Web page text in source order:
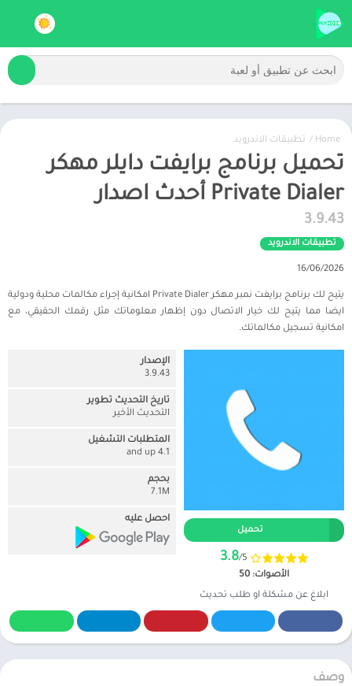
Home
/ تطبيقات الاندرويد
تحميل برنامج برايفت دايلر مهكر
Private Dialer أحدث اصدار
3.9.43
تطبيقات الاندرويد
16/06/2026
يتيح لك برنامج برايفت نمبر مهكر Private Dialer امكانية إجراء مكالمات محلية ودولية
ايضا مما يتيح لك خيار الاتصال دون إظهار معلوماتك مثل رقمك الحقيقي، مع
امكانية تسجيل مكالماتك.
تحميل
3.8/5
الأصوات: 50
ابلاغ عن مشكلة او طلب تحديث
الإصدار
3.9.43
تاريخ التحديث تطوير
التحديث الأخير
المتطلبات التشغيل
4.1 and up
بحجم
7.1M
احصل عليه
وصف